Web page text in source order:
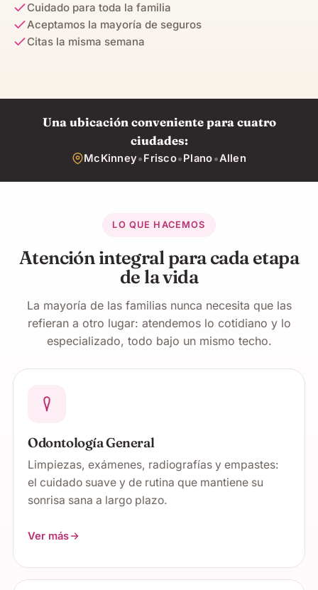
Cuidado para toda la familia
Aceptamos la mayoría de seguros
Citas la misma semana
Una ubicación conveniente para cuatro
ciudades:
McKinney•Frisco•Plano•Allen
LO QUE HACEMOS
Atención integral para cada etapa
de la vida
La mayoría de las familias nunca necesita que las
refieran a otro lugar: atendemos lo cotidiano y lo
especializado, todo bajo un mismo techo.
Odontología General
Limpiezas, exámenes, radiografías y empastes:
el cuidado suave y de rutina que mantiene su
sonrisa sana a largo plazo.
Ver más